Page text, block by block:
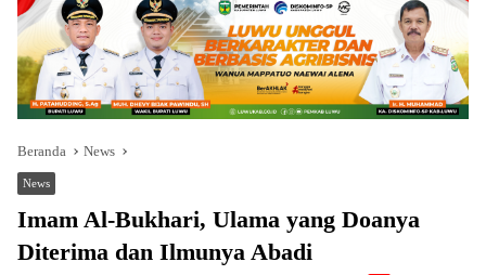
Beranda News
News
Imam Al-Bukhari, Ulama yang Doanya
Diterima dan Ilmunya Abadi